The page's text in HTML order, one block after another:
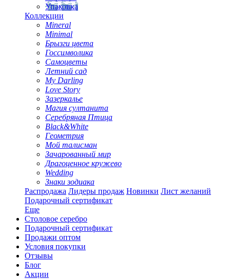
Упаковка
Коллекции
Mineral
Minimal
Брызги цвета
Госсимволика
Самоцветы
Летний сад
My Darling
Love Story
Зазеркалье
Магия султанита
Серебряная Птица
Black&White
Геометрия
Мой талисман
Зачарованный мир
Драгоценное кружево
Wedding
Знаки зодиака
Распродажа Лидеры продаж Новинки Лист желаний
Подарочный сертификат
Еще
Столовое серебро
Подарочный сертификат
Продажи оптом
Условия покупки
Отзывы
Блог
Акции